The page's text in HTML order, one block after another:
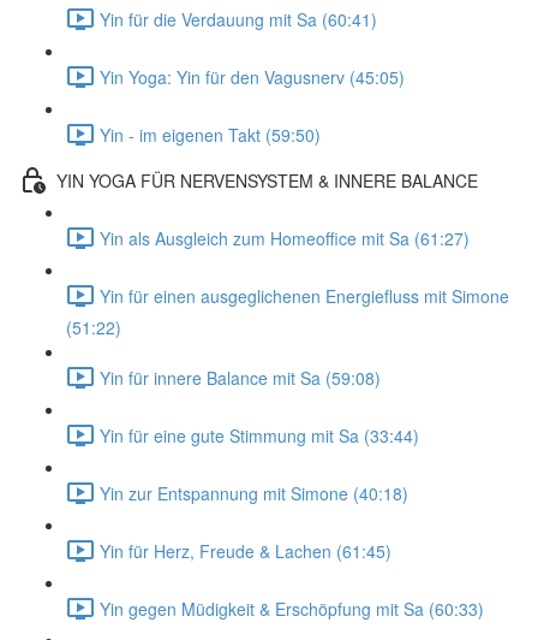
Yin für die Verdauung mit Sa (60:41)
Yin Yoga: Yin für den Vagusnerv (45:05)
Yin - im eigenen Takt (59:50)
YIN YOGA FÜR NERVENSYSTEM & INNERE BALANCE
Yin als Ausgleich zum Homeoffice mit Sa (61:27)
Yin für einen ausgeglichenen Energiefluss mit Simone
(51:22)
Yin für innere Balance mit Sa (59:08)
Yin für eine gute Stimmung mit Sa (33:44)
Yin zur Entspannung mit Simone (40:18)
Yin für Herz, Freude & Lachen (61:45)
Yin gegen Müdigkeit & Erschöpfung mit Sa (60:33)